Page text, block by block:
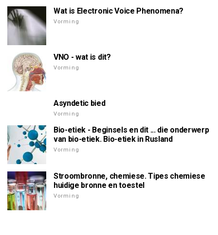
Wat is Electronic Voice Phenomena?
Vorming
VNO - wat is dit?
Vorming
Asyndetic bied
Vorming
Bio-etiek - Beginsels en dit ... die onderwerp
van bio-etiek. Bio-etiek in Rusland
Vorming
Stroombronne, chemiese. Tipes chemiese
huidige bronne en toestel
Vorming